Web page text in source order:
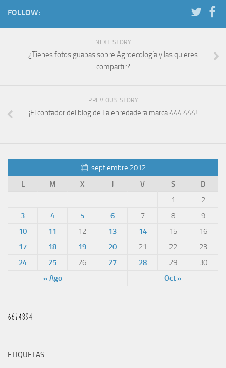
FOLLOW:
NEXT STORY
¿Tienes fotos guapas sobre Agroecología y las quieres
compartir?
PREVIOUS STORY
¡El contador del blog de La enredadera marca 444.444!
septiembre 2012
L
M X J V S D
« Ago Oct »
1
2
3
4 5 6 7 8
9
10
11 12 13 14 15
16
17
18 19 20 21 22
23
24
25 26 27 28 29 30
ETIQUETAS